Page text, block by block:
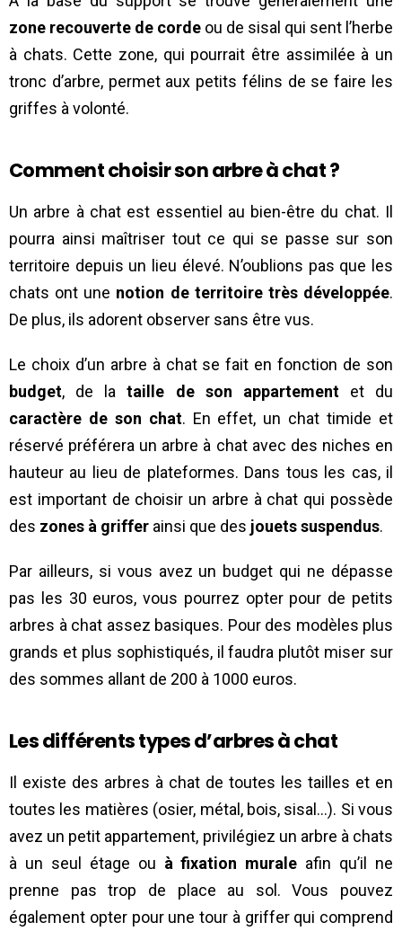
zone recouverte de corde ou de sisal qui sent l’herbe
à chats. Cette zone, qui pourrait être assimilée à un
tronc d’arbre, permet aux petits félins de se faire les
griffes à volonté.
Comment choisir son arbre à chat ?
Un arbre à chat est essentiel au bien-être du chat. Il
pourra ainsi maîtriser tout ce qui se passe sur son
territoire depuis un lieu élevé. N’oublions pas que les
chats ont une notion de territoire très développée.
De plus, ils adorent observer sans être vus.
Le choix d’un arbre à chat se fait en fonction de son
budget, de lataille de son appartementet du
caractère de son chat. En effet, un chat timide et
réservé préférera un arbre à chat avec des niches en
hauteur au lieu de plateformes. Dans tous les cas, il
est important de choisir un arbre à chat qui possède
des zones à griffer ainsi que des jouets suspendus.
Par ailleurs, si vous avez un budget qui ne dépasse
pas les 30 euros, vous pourrez opter pour de petits
arbres à chat assez basiques. Pour des modèles plus
grands et plus sophistiqués, il faudra plutôt miser sur
des sommes allant de 200 à 1000 euros.
Les différents types d’arbres à chat
Il existe des arbres à chat de toutes les tailles et en
toutes les matières (osier, métal, bois, sisal…). Si vous
avez un petit appartement, privilégiez un arbre à chats
à un seul étage ou à fixation murale afin qu’il ne
prenne pas trop de place au sol. Vous pouvez
également opter pour une tour à griffer qui comprend